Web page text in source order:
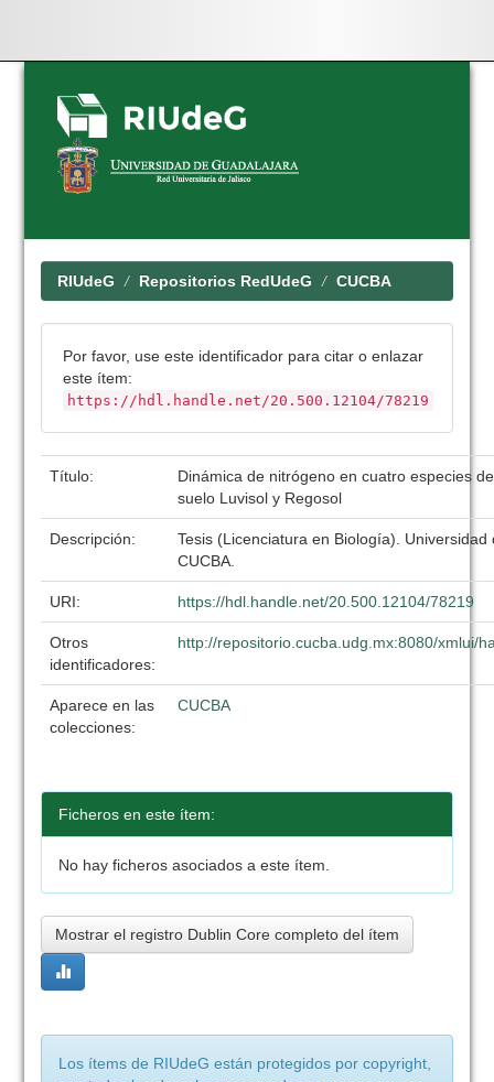
Skip
navigation
RIUdeG Repositorios RedUdeG CUCBA
Por favor, use este identificador para citar o enlazar
este ítem:
https://hdl.handle.net/20.500.12104/78219
Título:
Dinámica de nitrógeno en cuatro especies
suelo Luvisol y Regosol
Descripción:
Tesis (Licenciatura en Biología). Universidad
CUCBA.
URI: https://hdl.handle.net/20.500.12104/78219
Otros
identificadores:
http://repositorio.cucba.udg.mx:8080/xmlui/
Aparece en las
colecciones:
CUCBA
Ficheros en este ítem:
No hay ficheros asociados a este ítem.
Mostrar el registro Dublin Core completo del ítem
Los ítems de RIUdeG están protegidos por copyright,